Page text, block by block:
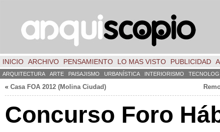
INICIO ARCHIVO PENSAMIENTO LO MAS VISTO PUBLICIDAD
ARQUITECTURA ARTE PAISAJISMO URBANÍSTICA INTERIORISMO
« Casa FOA 2012 (Molina Ciudad)
Concurso Foro